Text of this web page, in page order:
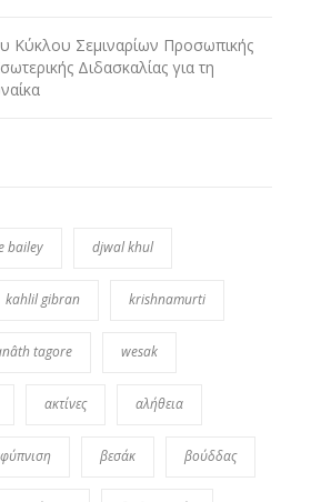
Κύκλου Σεμιναρίων Προσωπικής
Διδασκαλίας για τη
bailey djwal khul
kahlil gibran krishnamurti
tagore wesak
ακτίνες αλήθεια
βεσάκ βούδδας